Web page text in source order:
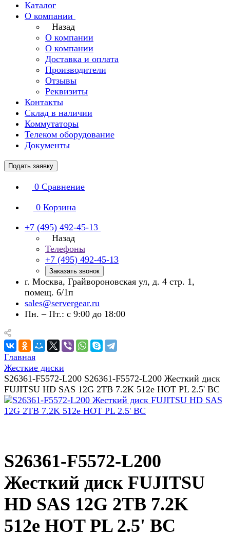
Каталог
О компании
Назад
О компании
О компании
Доставка и оплата
Производители
Отзывы
Реквизиты
Контакты
Склад в наличии
Коммутаторы
Телеком оборудование
Документы
Подать заявку
0 Сравнение
0 Корзина
+7 (495) 492-45-13
Назад
Телефоны
+7 (495) 492-45-13
Заказать звонок
г. Москва, Грайвороновская ул, д. 4 стр. 1,
помещ. 6/1п
sales@servergear.ru
Пн. – Пт.: с 9:00 до 18:00
Главная
Жесткие диски
S26361-F5572-L200 S26361-F5572-L200 Жесткий диск
FUJITSU HD SAS 12G 2TB 7.2K 512e HOT PL 2.5' BC
S26361-F5572-L200
Жесткий диск FUJITSU
HD SAS 12G 2TB 7.2K
512e HOT PL 2.5' BC